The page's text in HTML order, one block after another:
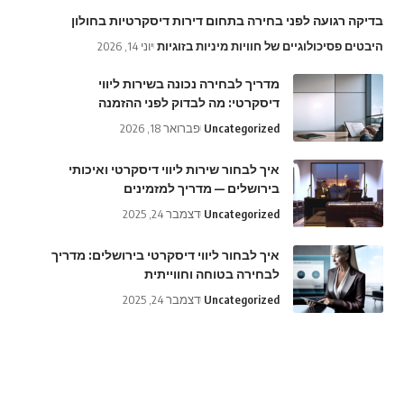
בדיקה רגועה לפני בחירה בתחום דירות דיסקרטיות בחולון
היבטים פסיכולוגיים של חוויות מיניות בזוגיות יוני 14, 2026
מדריך לבחירה נכונה בשירות ליווי
דיסקרטי: מה לבדוק לפני ההזמנה
Uncategorized פברואר 18, 2026
איך לבחור שירות ליווי דיסקרטי ואיכותי
בירושלים — מדריך למזמינים
Uncategorized דצמבר 24, 2025
איך לבחור ליווי דיסקרטי בירושלים: מדריך
לבחירה בטוחה וחווייתית
Uncategorized דצמבר 24, 2025